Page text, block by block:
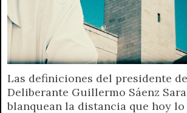
Las definiciones del presidente
Deliberante Guillermo Sáenz
blanquean la distancia que hoy lo